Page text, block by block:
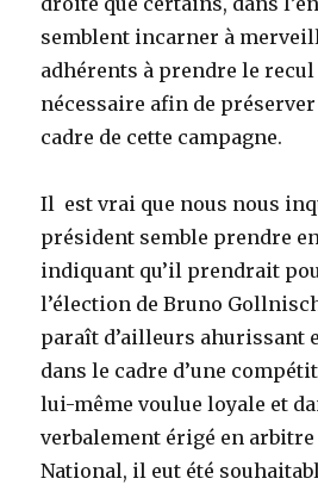
semblent incarner à
adhérents à prendre le
nécessaire afin de
cadre de cette campagne.
Il est vrai que nous nous
président semble prendre
indiquant qu’il prendrait
l’élection de Bruno
paraît d’ailleurs ahurissant
dans le cadre d’une
lui-même voulue loyale et
verbalement érigé en
National, il eut été